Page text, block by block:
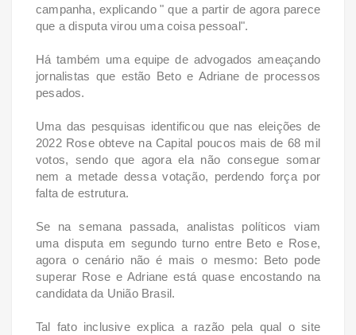
campanha, explicando " que a partir de agora parece
que a disputa virou uma coisa pessoal".
Há também uma equipe de advogados ameaçando
jornalistas que estão Beto e Adriane de processos
pesados.
Uma das pesquisas identificou que nas eleições de
2022 Rose obteve na Capital poucos mais de 68 mil
votos, sendo que agora ela não consegue somar
nem a metade dessa votação, perdendo força por
falta de estrutura.
Se na semana passada, analistas políticos viam
uma disputa em segundo turno entre Beto e Rose,
agora o cenário não é mais o mesmo: Beto pode
superar Rose e Adriane está quase encostando na
candidata da União Brasil.
Tal fato inclusive explica a razão pela qual o site